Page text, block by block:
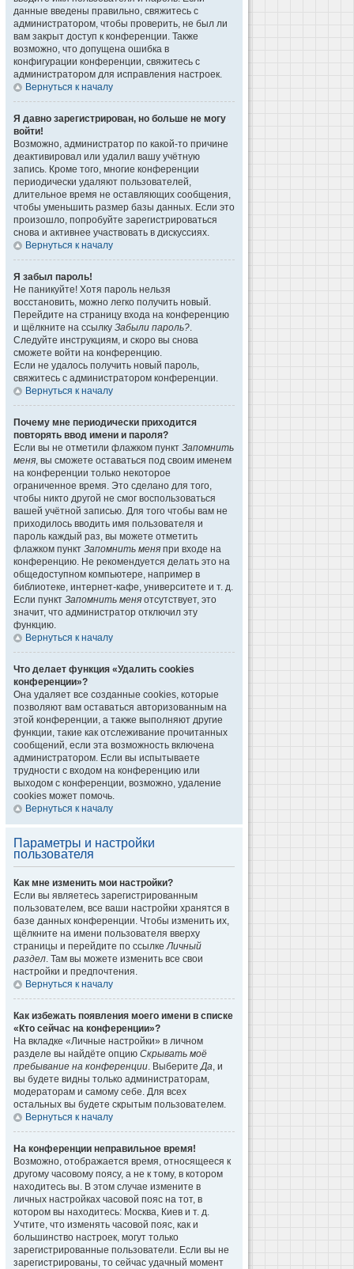
данные введены правильно, свяжитесь с
администратором, чтобы проверить, не был ли
вам закрыт доступ к конференции. Также
возможно, что допущена ошибка в
конфигурации конференции, свяжитесь с
администратором для исправления настроек.
Вернуться к началу
Я давно зарегистрирован, но больше не могу
войти!
Возможно, администратор по какой-то причине
деактивировал или удалил вашу учётную
запись. Кроме того, многие конференции
периодически удаляют пользователей,
длительное время не оставляющих сообщения,
чтобы уменьшить размер базы данных. Если это
произошло, попробуйте зарегистрироваться
снова и активнее участвовать в дискуссиях.
Вернуться к началу
Я забыл пароль!
Не паникуйте! Хотя пароль нельзя
восстановить, можно легко получить новый.
Перейдите на страницу входа на конференцию
и щёлкните на ссылку Забыли пароль?.
Следуйте инструкциям, и скоро вы снова
сможете войти на конференцию.
Если не удалось получить новый пароль,
свяжитесь с администратором конференции.
Вернуться к началу
Почему мне периодически приходится
повторять ввод имени и пароля?
Если вы не отметили флажком пункт Запомнить
меня, вы сможете оставаться под своим именем
на конференции только некоторое
ограниченное время. Это сделано для того,
чтобы никто другой не смог воспользоваться
вашей учётной записью. Для того чтобы вам не
приходилось вводить имя пользователя и
пароль каждый раз, вы можете отметить
флажком пункт Запомнить меня при входе на
конференцию. Не рекомендуется делать это на
общедоступном компьютере, например в
библиотеке, интернет-кафе, университете и т. д.
Если пункт Запомнить меня отсутствует, это
значит, что администратор отключил эту
функцию.
Вернуться к началу
Что делает функция «Удалить cookies
конференции»?
Она удаляет все созданные cookies, которые
позволяют вам оставаться авторизованным на
этой конференции, а также выполняют другие
функции, такие как отслеживание прочитанных
сообщений, если эта возможность включена
администратором. Если вы испытываете
трудности с входом на конференцию или
выходом с конференции, возможно, удаление
cookies может помочь.
Вернуться к началу
Параметры и настройки
пользователя
Как мне изменить мои настройки?
Если вы являетесь зарегистрированным
пользователем, все ваши настройки хранятся в
базе данных конференции. Чтобы изменить их,
щёлкните на имени пользователя вверху
страницы и перейдите по ссылкеЛичный
раздел. Там вы можете изменить все свои
настройки и предпочтения.
Вернуться к началу
Как избежать появления моего имени в списке
«Кто сейчас на конференции»?
На вкладке «Личные настройки» в личном
разделе вы найдёте опцию Скрывать моё
пребывание на конференции. ВыберитеДа, и
вы будете видны только администраторам,
модераторам и самому себе. Для всех
остальных вы будете скрытым пользователем.
Вернуться к началу
На конференции неправильное время!
Возможно, отображается время, относящееся к
другому часовому поясу, а не к тому, в котором
находитесь вы. В этом случае измените в
личных настройках часовой пояс на тот, в
котором вы находитесь: Москва, Киев и т. д.
Учтите, что изменять часовой пояс, как и
большинство настроек, могут только
зарегистрированные пользователи. Если вы не
зарегистрированы, то сейчас удачный момент